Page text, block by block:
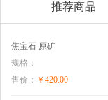
推荐商品
焦宝石 原矿
规格：
售价： ￥420.00